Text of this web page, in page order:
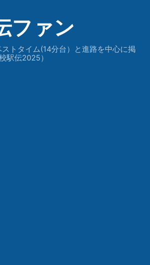
ファン
トタイム(14分台）と進路を中心に掲
駅伝2025）